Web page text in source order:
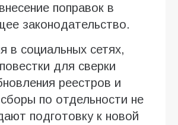
поправок в
законодательство.
в социальных сетях,
для сверки
реестров и
по отдельности не
подготовку к новой